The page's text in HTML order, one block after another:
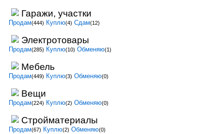
Гаражи, участки
Продам(444) Куплю(4) Сдам(12)
Электротовары
Продам(285) Куплю(10) Обменяю(1)
Мебель
Продам(449) Куплю(3) Обменяю(0)
Вещи
Продам(224) Куплю(2) Обменяю(0)
Стройматериалы
Продам(67) Куплю(2) Обменяю(0)